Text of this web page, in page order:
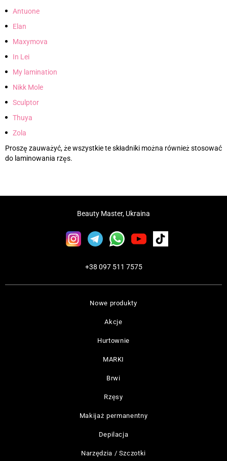
Antuone
Elan
Maxymova
In Lei
My lamination
Nikk Mole
Sculptor
Thuya
Zola
Proszę zauważyć, że wszystkie te składniki można również stosować
do laminowania rzęs.
Nowe produkty
Akcje
Hurtownie
MARKI
Brwi
Rzęsy
Makijaż permanentny
Depilacja
Narzędzia / Szczotki
Beauty Master, Ukraina
+38 097 511 7575